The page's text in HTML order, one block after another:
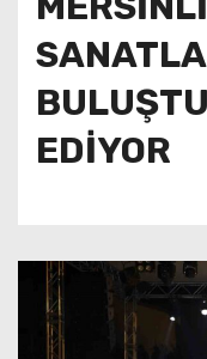
SANATLA
EDİYOR